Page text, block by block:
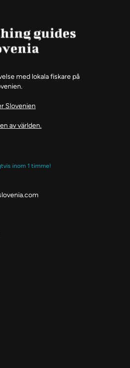
med lokala fiskare på
Slovenien
av världen.
inom 1 timme!